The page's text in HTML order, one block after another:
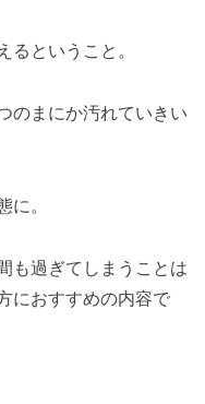
るということ。
のまにか汚れていきい
に。
も過ぎてしまうことは
におすすめの内容で